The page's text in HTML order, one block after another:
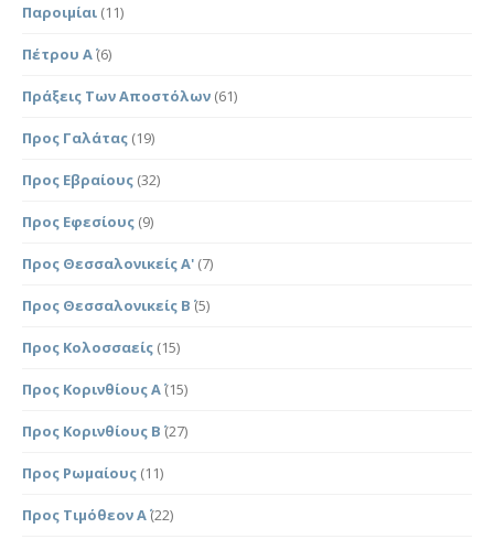
Παροιμίαι (11)
Πέτρου Α΄(6)
Πράξεις Των Αποστόλων (61)
Προς Γαλάτας (19)
Προς Εβραίους (32)
Προς Εφεσίους (9)
Προς Θεσσαλονικείς Α' (7)
Προς Θεσσαλονικείς Β΄ (5)
Προς Κολοσσαείς (15)
Προς Κορινθίους Α΄(15)
Προς Κορινθίους Β΄ (27)
Προς Ρωμαίους (11)
Προς Τιμόθεον Α΄(22)